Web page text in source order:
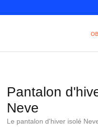
Pantalon
Neve
Le pantalon d'hiver isolé